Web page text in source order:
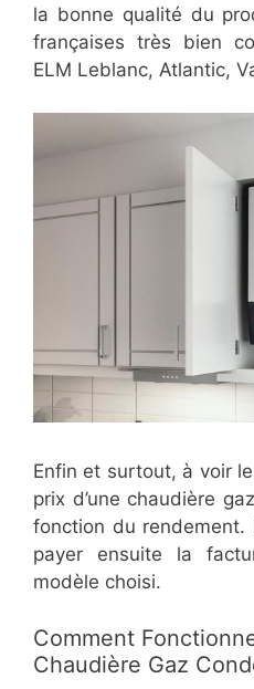
la bonne qualité du
françaises très bien
ELM Leblanc, Atlantic,
Enfin et surtout, à voir
prix d’une chaudière
fonction du rendement.
payer ensuite la
modèle choisi.
Comment
Chaudière Gaz